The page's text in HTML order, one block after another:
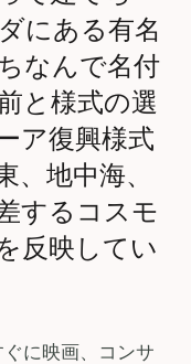
にある有名
なんで名付
と様式の選
ア復興様式
地中海、
するコスモ
反映してい
に映画、コンサ